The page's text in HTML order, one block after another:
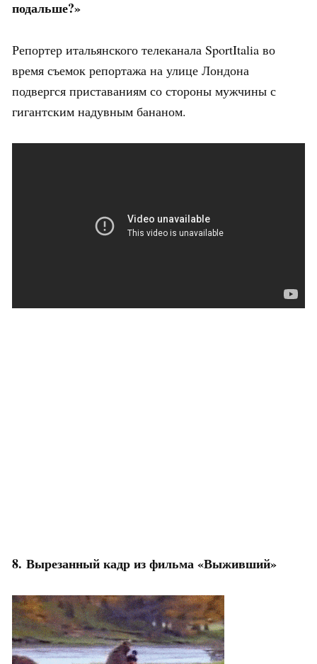
подальше?»
Репортер итальянского телеканала SportItalia во
время съемок репортажа на улице Лондона
подвергся приставаниям со стороны мужчины с
гигантским надувным бананом.
8. Вырезанный кадр из фильма «Выживший»